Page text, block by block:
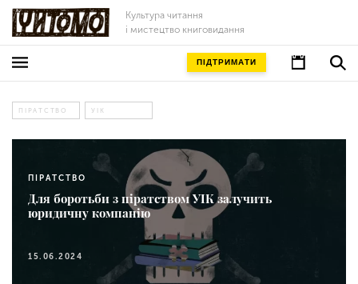
Культура читання
і мистецтво книговидання
ПІДТРИМАТИ
ПІРАТСТВО УІК
ПІРАТСТВО
Для боротьби з піратством УІК залучить
юридичну компанію
15.06.2024